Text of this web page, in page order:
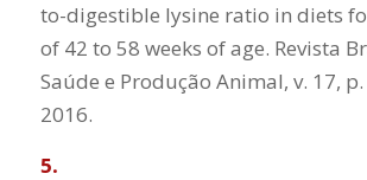
to-digestible lysine ratio in diets
of 42 to 58 weeks of age. Revista
Saúde e Produção Animal, v. 17,
2016.
5.